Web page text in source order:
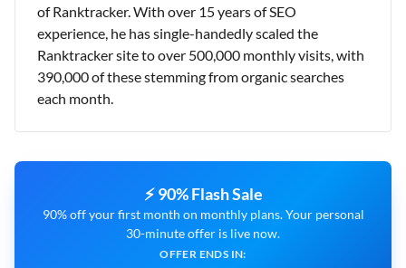
of Ranktracker. With over 15 years of SEO
experience, he has single-handedly scaled the
Ranktracker site to over 500,000 monthly visits, with
390,000 of these stemming from organic searches
each month.
⚡ 90% Flash Sale
90% off your first month on monthly plans. Your personal
30-minute offer is live now.
OFFER ENDS IN: